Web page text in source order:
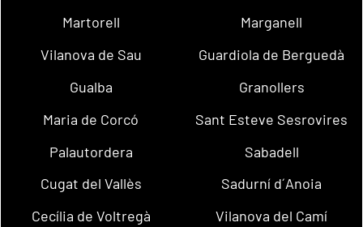
Martorell
Marganell
Vilanova de Sau
Guardiola de Berguedà
Gualba
Granollers
Maria de Corcó
Sant Esteve Sesrovires
Palautordera
Sabadell
Cugat del Vallès
Sadurní d´Anoia
Cecília de Voltregà
Vilanova del Camí